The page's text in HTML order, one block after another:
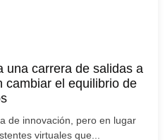
una carrera de salidas a
cambiar el equilibrio de
de innovación, pero en lugar
virtuales que...